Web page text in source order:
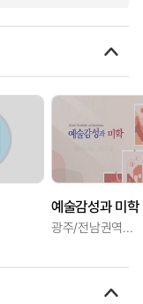
예술감성과 미학
광주/전남권역센터